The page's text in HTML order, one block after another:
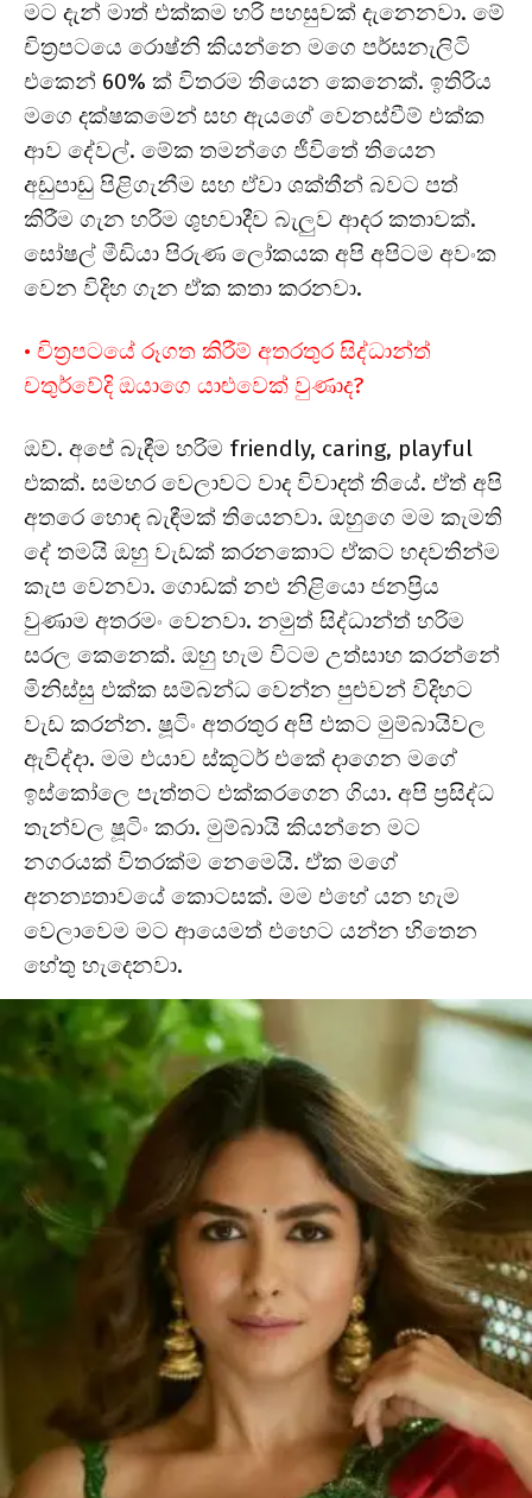
මට දැන් මාත් එක්කම හරි පහසුවක් දැනෙනවා. මේ
චිත්‍රපටයෙ රොෂ්නි කියන්නෙ මගෙ පර්සනැලිටි
එකෙන් 60% ක් විතරම තියෙන කෙනෙක්. ඉතිරිය
මගෙ දක්ෂකමෙන් සහ ඇයගේ වෙනස්වීම් එක්ක
ආව දේවල්. මේක තමන්ගෙ ජීවිතේ තියෙන
අඩුපාඩු පිළිගැනීම සහ ඒවා ශක්තීන් බවට පත්
කිරීම ගැන හරිම ශුභවාදීව බැලුව ආදර කතාවක්.
සෝෂල් මීඩියා පිරුණ ලෝකයක අපි අපිටම අවංක
වෙන විදිහ ගැන ඒක කතා කරනවා.
• චිත්‍රපටයේ රූගත කිරීම් අතරතුර සිද්ධාන්ත්
චතුර්වේදි ඔයාගෙ යාළුවෙක් වුණාද?
ඔව්. අපේ බැඳීම හරිම friendly, caring, playful
එකක්. සමහර වෙලාවට වාද විවාදත් තියේ. ඒත් අපි
අතරෙ හොඳ බැඳීමක් තියෙනවා. ඔහුගෙ මම කැමති
දේ තමයි ඔහු වැඩක් කරනකොට ඒකට හදවතින්ම
කැප වෙනවා. ගොඩක් නළු නිළියො ජනප්‍රිය
වුණාම අතරමං වෙනවා. නමුත් සිද්ධාන්ත් හරිම
සරල කෙනෙක්. ඔහු හැම විටම උත්සාහ කරන්නේ
මිනිස්සු එක්ක සම්බන්ධ වෙන්න පුළුවන් විදිහට
වැඩ කරන්න. ෂූටිං අතරතුර අපි එකට මුම්බායිවල
ඇවිද්දා. මම එයාව ස්කූටර් එකේ දාගෙන මගේ
ඉස්කෝලෙ පැත්තට එක්කරගෙන ගියා. අපි ප්‍රසිද්ධ
තැන්වල ෂූටිං කරා. මුම්බායි කියන්නෙ මට
නගරයක් විතරක්ම නෙමෙයි. ඒක මගේ
අනන්‍යතාවයේ කොටසක්. මම එහේ යන හැම
වෙලාවෙම මට ආයෙමත් එහෙට යන්න හිතෙන
හේතු හැදෙනවා.